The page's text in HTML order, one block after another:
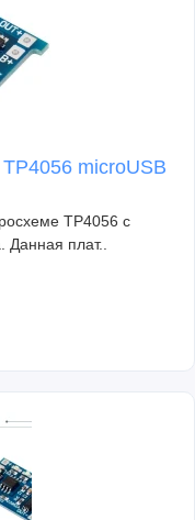
microUSB
TP4056 с
Данная плат..